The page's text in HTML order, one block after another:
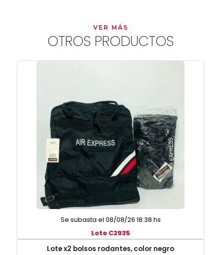
VER MÁS
OTROS PRODUCTOS
Se subasta el 08/08/26 18:38 hs
Lote C2935
Lote x2 bolsos rodantes, color negro